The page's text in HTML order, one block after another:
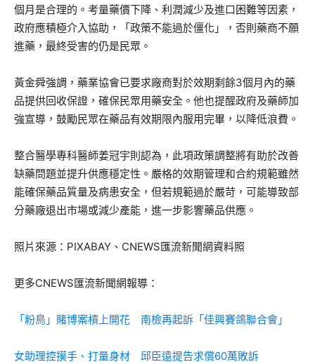
個月是合理的。考量藥價下降、利潤減少及進口困難等因素，
政府應積極介入協助，「政策不能過於僵化」，否則藥商不願
進藥，最終受害的仍是民眾。
黃金舜強調，藥業協會已要求廠商對於效期剩餘3個月內的藥
品提供回收保證，確保民眾用藥安全。他也提醒政府及藥師加
強宣導，鼓勵民眾在藥品有效期限內服用完畢，以降低浪費。
整合醫學專科醫師姜冠宇則認為，此項政策調整將有助於改善
缺藥問題並提升供應穩定性。嚴格的效期管理和合約規範雖然
能確保藥品質量及病患安全，但若規範過於嚴苛，可能導致部
分藥廠退出市場或減少產能，進一步影響藥品供應。
照片來源：PIXABAY、CNEWS匯流新聞網資料照
更多CNEWS匯流新聞網報導：
「粉鳥」賭博案槓上開花 南檢再起訴「佳興賽鴿聯合會」
女助理控摸手、打量身材 邱臣遠提告求償60萬敗訴